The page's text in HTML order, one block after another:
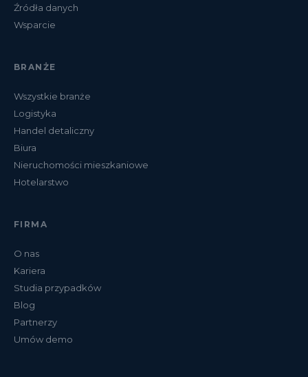
Źródła danych
Wsparcie
BRANŻE
Wszystkie branże
Logistyka
Handel detaliczny
Biura
Nieruchomości mieszkaniowe
Hotelarstwo
FIRMA
O nas
Kariera
Studia przypadków
Blog
Partnerzy
Umów demo